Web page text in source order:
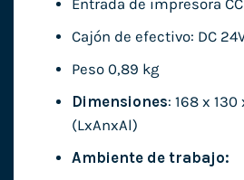
Entrada de impresora
Cajón de efectivo: DC
Peso 0,89 kg
Dimensiones: 168 x
(LxAnxAl)
Ambiente de trabajo: